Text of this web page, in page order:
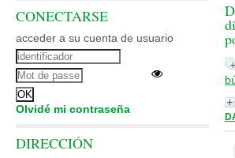
CONECTARSE
acceder a su cuenta de usuario
Olvidé mi contraseña
DIRECCIÓN